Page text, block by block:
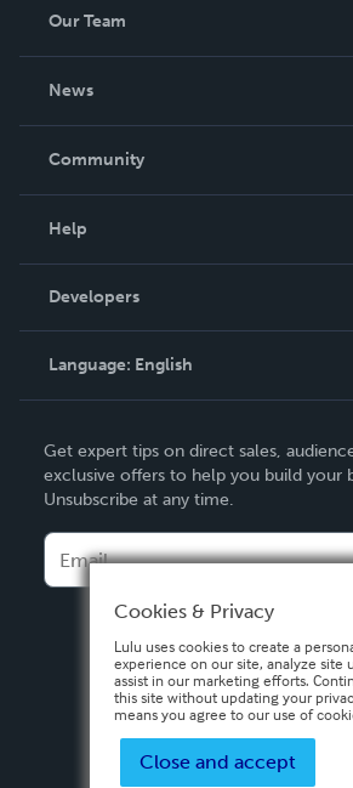
Our Team
News
In The News
Community
Podcast
Help
Order Lookup
Knowledge Base
Contact Support
Developers
Language: English
Deutsch
Français
Español
Get expert tips on direct sales,
exclusive offers to help you build your
Unsubscribe at any time.
Cookies & Privacy
Lulu uses cookies to create a
experience on our site, analyze site
assist in our marketing efforts.
this site without updating your
means you agree to our use of
Close and accept